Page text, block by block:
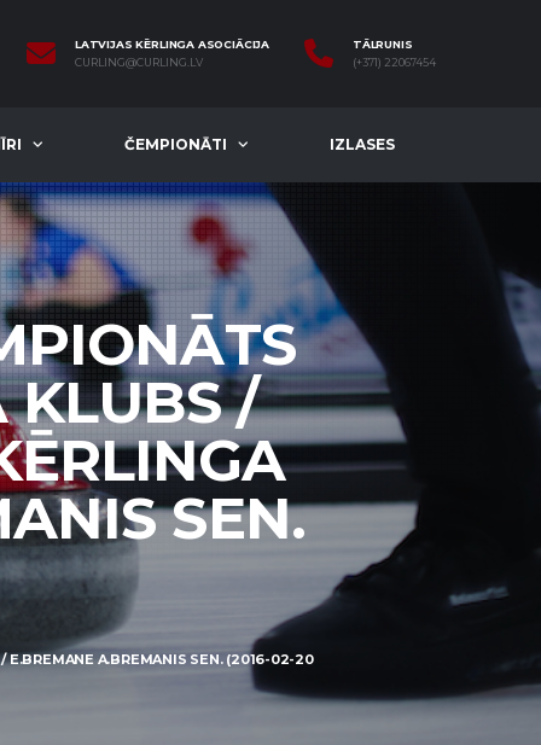
LATVIJAS KĒRLINGA ASOCIĀCIJA
CURLING@CURLING.LV
TĀLRUNIS
(+371) 22067454
ČEMPIONĀTI IZLASES
KLUBS /
SEN.
E.BREMANE A.BREMANIS SEN. (2016-02-20